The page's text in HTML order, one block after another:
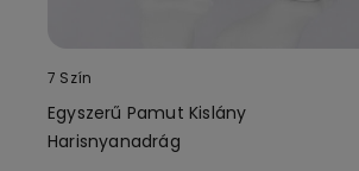
7 Szín
Egyszerű Pamut Kislány
Harisnyanadrág